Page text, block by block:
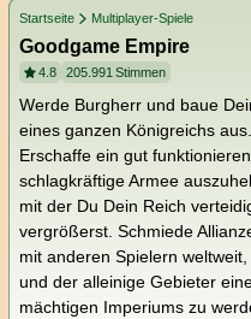
Startseite Multiplayer-Spiele
Goodgame Empire
4.8 205.991 Stimmen
Werde Burgherr und baue
eines ganzen Königreichs aus.
Erschaffe ein gut
schlagkräftige Armee
mit der Du Dein Reich
vergrößerst. Schmiede
mit anderen Spielern
und der alleinige Gebieter
mächtigen Imperiums zu